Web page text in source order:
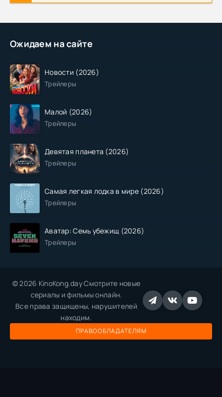
Ожидаем на сайте
Новости (2026)
Трейлеры
Малой (2026)
Трейлеры
Девятая планета (2026)
Трейлеры
Самая легкая лодка в мире (2026)
Трейлеры
Аватар: Семь убежищ (2026)
Трейлеры
© 2026 KinoKong.day Смотрите новые
сериалы и фильмы онлайн.
Все права защищены, нарушителей
находим.
ПРАВООБЛАДАТЕЛЯМ